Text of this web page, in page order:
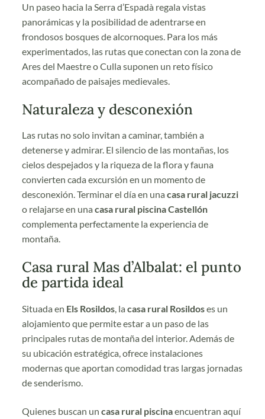
Un paseo hacia la Serra d’Espadà regala vistas
panorámicas y la posibilidad de adentrarse en
frondosos bosques de alcornoques. Para los más
experimentados, las rutas que conectan con la zona de
Ares del Maestre o Culla suponen un reto físico
acompañado de paisajes medievales.
Naturaleza y desconexión
Las rutas no solo invitan a caminar, también a
detenerse y admirar. El silencio de las montañas, los
cielos despejados y la riqueza de la flora y fauna
convierten cada excursión en un momento de
desconexión. Terminar el día en una casa rural jacuzzi
o relajarse en una casa rural piscina Castellón
complementa perfectamente la experiencia de
montaña.
Casa rural Mas d’Albalat: el punto
de partida ideal
Situada en Els Rosildos, la casa rural Rosildoses un
alojamiento que permite estar a un paso de las
principales rutas de montaña del interior. Además de
su ubicación estratégica, ofrece instalaciones
modernas que aportan comodidad tras largas jornadas
de senderismo.
Quienes buscan un casa rural piscinaencuentran aquí